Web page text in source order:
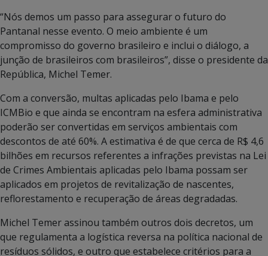
“Nós demos um passo para assegurar o futuro do
Pantanal nesse evento. O meio ambiente é um
compromisso do governo brasileiro e inclui o diálogo, a
junção de brasileiros com brasileiros”, disse o presidente da
República, Michel Temer.
Com a conversão, multas aplicadas pelo Ibama e pelo
ICMBio e que ainda se encontram na esfera administrativa
poderão ser convertidas em serviços ambientais com
descontos de até 60%. A estimativa é de que cerca de R$ 4,6
bilhões em recursos referentes a infrações previstas na Lei
de Crimes Ambientais aplicadas pelo Ibama possam ser
aplicados em projetos de revitalização de nascentes,
reflorestamento e recuperação de áreas degradadas.
Michel Temer assinou também outros dois decretos, um
que regulamenta a logística reversa na política nacional de
resíduos sólidos, e outro que estabelece critérios para a